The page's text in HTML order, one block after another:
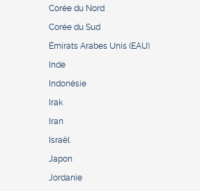
Corée du Nord
Corée du Sud
Émirats Arabes Unis (EAU)
Inde
Indonésie
Irak
Iran
Israël
Japon
Jordanie